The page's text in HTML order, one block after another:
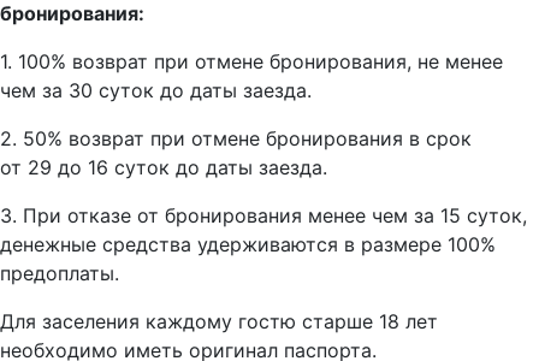
бронирования:
1. 100% возврат при отмене бронирования, не менее
чем за 30 суток до даты заезда.
2. 50% возврат при отмене бронирования в срок
от 29 до 16 суток до даты заезда.
3. При отказе от бронирования менее чем за 15 суток,
денежные средства удерживаются в размере 100%
предоплаты.
Для заселения каждому гостю старше 18 лет
необходимо иметь оригинал паспорта.